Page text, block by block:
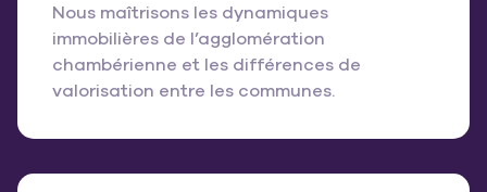
Nous maîtrisons les dynamiques
immobilières de l’agglomération
chambérienne et les différences de
valorisation entre les communes.